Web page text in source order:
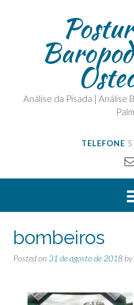
Análise da Pisada | Análise
TELEFONE
bombeiros
Posted on 31 de agosto de 2018 by